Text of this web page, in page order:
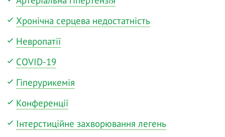
Хронічна серцева недостатність
Невропатії
COVID-19
Гіперурикемія
Конференції
Інтерстиційне захворювання легень